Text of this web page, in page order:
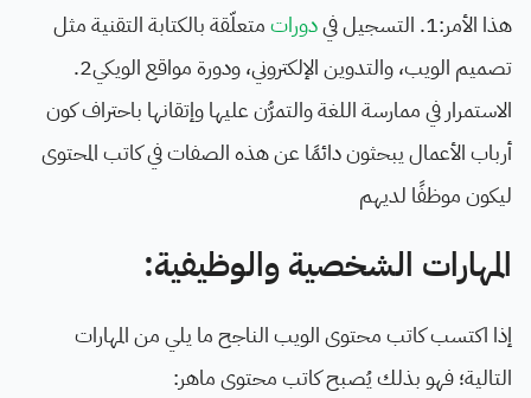
هذا الأمر:1. التسجيل في
دوراتمتعلّقة بالكتابة التقنية مثل
تصميم الويب، والتدوين الإلكتروني، ودورة مواقع الويكي2.
الاستمرار في ممارسة اللغة والتمرُّن عليها وإتقانها باحتراف كون
أرباب الأعمال يبحثون دائمًا عن هذه الصفات في كاتب المحتوى
ليكون موظفًا لديهم
المهارات الشخصية والوظيفية:
إذا اكتسب كاتب محتوى الويب الناجح ما يلي من المهارات
التالية؛ فهو بذلك يُصبح كاتب محتوى ماهر: